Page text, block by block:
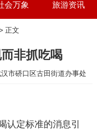
会万象 旅游资讯
正文
非抓吃喝
市硚口区古田街道办事处
认定标准的消息引